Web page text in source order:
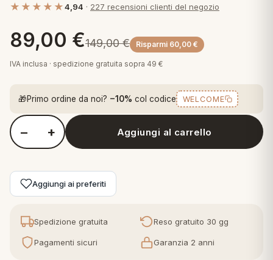
Letto
arredo
per cuscini
arredo
Step
in fibra
in piuma d'oca
in piuma
Tappeti Cartoons
Trapuntini Cartoons
★★★★★4,94 · 227 recensioni clienti del negozio
89,00 €149,00€ Risparmi 60,00 €
IVA inclusa · spedizione gratuita sopra 49 €
🎁Primo ordine da noi? −10% col codice WELCOME
Quantità Zucchi Completo Lenzuola Matrimoniale in Raso di
− + Aggiungi al carrello
Aggiungi ai preferiti
Spedizione gratuita Reso gratuito 30 gg
Pagamenti sicuri Garanzia 2 anni